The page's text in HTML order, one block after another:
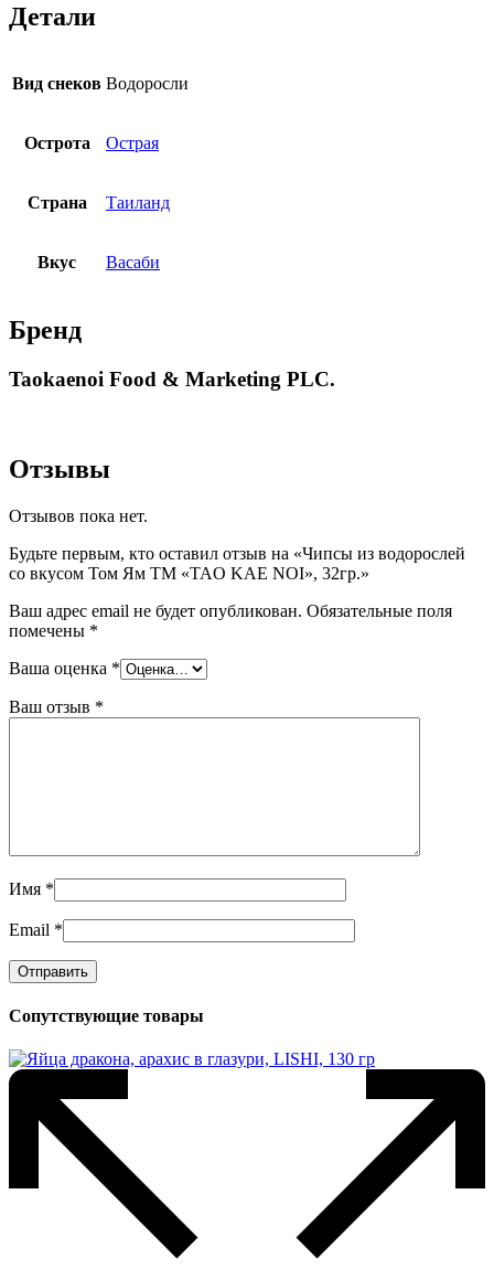
Детали
Вид снеков Водоросли
Острота Острая
Страна Таиланд
Вкус Васаби
Бренд
Taokaenoi Food & Marketing PLC.
Отзывы
Отзывов пока нет.
Будьте первым, кто оставил отзыв на «Чипсы из водорослей
со вкусом Том Ям ТМ «TAO KAE NOI», 32гр.»
Ваш адрес email не будет опубликован. Обязательные поля
помечены *
Ваша оценка *
Ваш отзыв *
Имя *
Email *
Сопутствующие товары